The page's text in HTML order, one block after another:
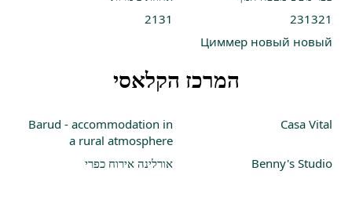
231321
2131
Циммер новый новый
המרכז הקלאסי
Casa Vital
Barud - accommodation in
a rural atmosphere
Benny's Studio
אורלינה אירוח כפרי